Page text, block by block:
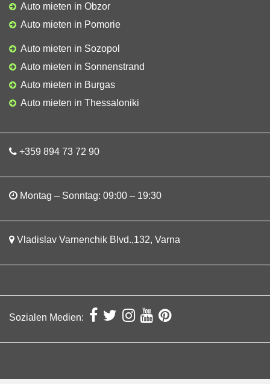
Auto mieten in Obzor
Auto mieten in Pomorie
Auto mieten in Sozopol
Auto mieten in Sonnenstrand
Auto mieten in Burgas
Auto mieten in Thessaloniki
+359 894 73 72 90
Montag – Sonntag: 09:00 – 19:30
Vladislav Varnenchik Blvd.,132, Varna
Sozialen Medien: